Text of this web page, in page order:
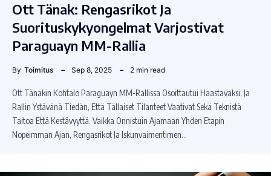
Ott Tänak: Rengasrikot Ja
Suorituskykyongelmat Varjostivat
Paraguayn MM-Rallia
By Toimitus Sep 8, 2025 2 min read
Ott Tänakin Kohtalo Paraguayn MM-Rallissa Osoittautui Haastavaksi, Ja
Rallin Ystävänä Tiedän, Että Tällaiset Tilanteet Vaativat Sekä Teknistä
Taitoa Että Kestävyyttä. Vaikka Onnistuin Ajamaan Yhden Etapin
Nopeimman Ajan, Rengasrikot Ja Iskunvaimentimen…